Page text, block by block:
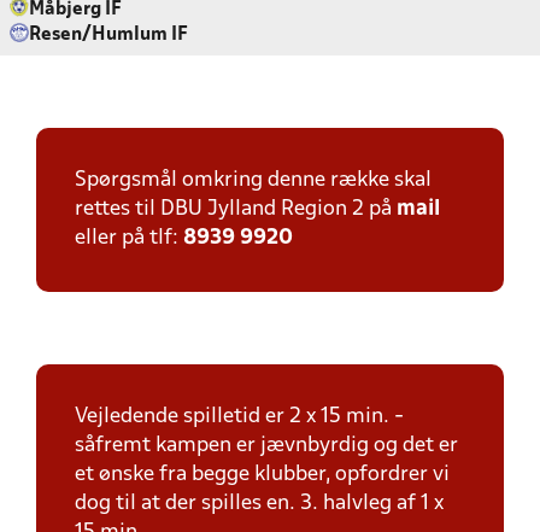
Måbjerg IF
Resen/Humlum IF
Spørgsmål omkring denne række skal
rettes til DBU Jylland Region 2 på mail
eller på tlf: 8939 9920
Vejledende spilletid er 2 x 15 min. -
såfremt kampen er jævnbyrdig og det er
et ønske fra begge klubber, opfordrer vi
dog til at der spilles en. 3. halvleg af 1 x